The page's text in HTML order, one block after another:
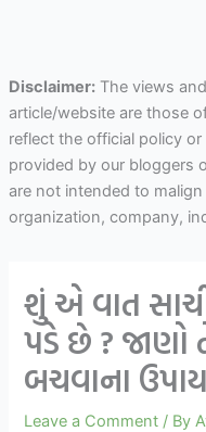
Disclaimer:The views
article/website are those
reflect the official policy
provided by our bloggers
are not intended to
organization, company,
શું એ વાત
પડે છે ?
બચવાના
Leave a Comment / By